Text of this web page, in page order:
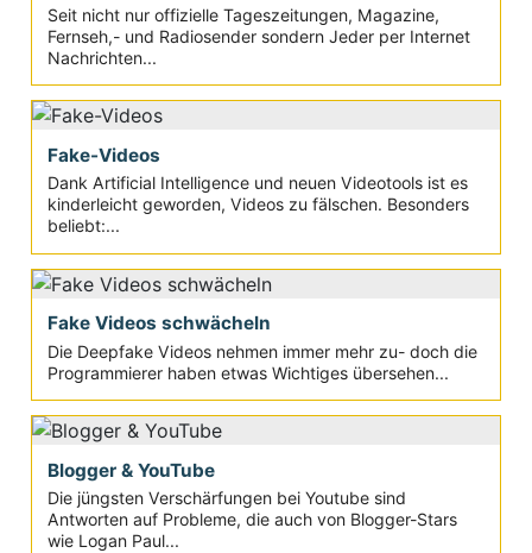
Seit nicht nur offizielle Tageszeitungen, Magazine,
Fernseh,- und Radiosender sondern Jeder per Internet
Nachrichten...
Fake-Videos
Dank Artificial Intelligence und neuen Videotools ist es
kinderleicht geworden, Videos zu fälschen. Besonders
beliebt:...
Fake Videos schwächeln
Die Deepfake Videos nehmen immer mehr zu- doch die
Programmierer haben etwas Wichtiges übersehen...
Blogger & YouTube
Die jüngsten Verschärfungen bei Youtube sind
Antworten auf Probleme, die auch von Blogger-Stars
wie Logan Paul...